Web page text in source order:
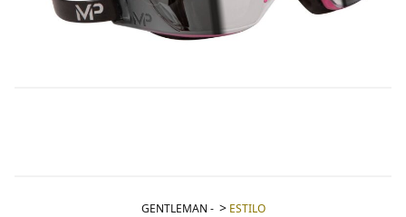
GENTLEMAN - ESTILO